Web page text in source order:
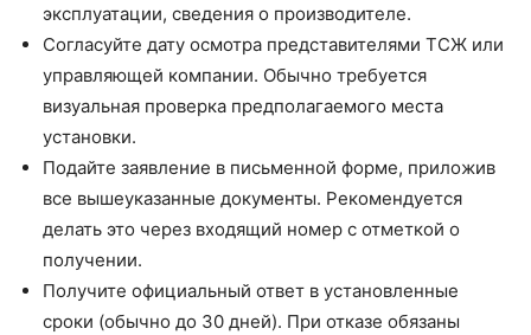
эксплуатации, сведения о производителе.
Согласуйте дату осмотра представителями ТСЖ или
управляющей компании. Обычно требуется
визуальная проверка предполагаемого места
установки.
Подайте заявление в письменной форме, приложив
все вышеуказанные документы. Рекомендуется
делать это через входящий номер с отметкой о
получении.
Получите официальный ответ в установленные
сроки (обычно до 30 дней). При отказе обязаны